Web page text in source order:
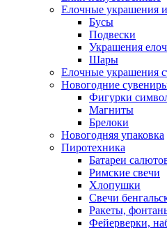
Елочные украшения
Бусы
Подвески
Украшения
Шары
Елочные украшения
Новогодние
Фигурки
Магниты
Брелоки
Новогодняя упаковка
Пиротехника
Батареи
Римские свечи
Хлопушки
Свечи
Ракеты,
Фейерверки,